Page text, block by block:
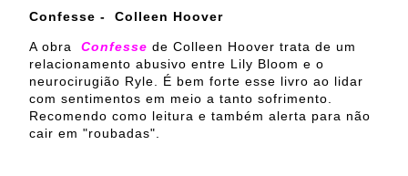
Confesse - Colleen Hoover
A obra Confesse de Colleen Hoover trata de um
relacionamento abusivo entre Lily Bloom e o
neurocirugião Ryle. É bem forte esse livro ao lidar
com sentimentos em meio a tanto sofrimento.
Recomendo como leitura e também alerta para não
cair em "roubadas".